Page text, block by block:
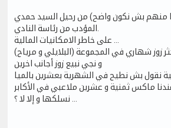
منهم بش نكون واضح) من رحيل السيد حمدي
زوز شهاري في المجموعة (البلايلي و مرياح)
و نجي نبيع زوز أجانب اخرين
نقول بش نطيح في الشهرية بعشرين بالميا
ماكس ثمنية و عشرين ملاعبي في الأكابر
… نسلكها و إلا لا ؟